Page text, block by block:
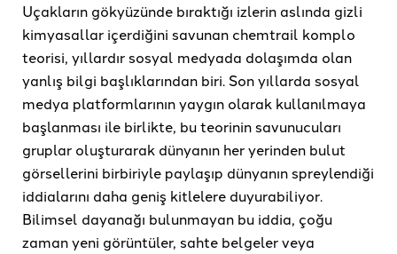
Uçakların gökyüzünde bıraktığı izlerin aslında gizli
kimyasallar içerdiğini savunan chemtrail komplo
teorisi, yıllardır sosyal medyada dolaşımda olan
yanlış bilgi başlıklarından biri. Son yıllarda sosyal
medya platformlarının yaygın olarak kullanılmaya
başlanması ile birlikte, bu teorinin savunucuları
gruplar oluşturarak dünyanın her yerinden bulut
görsellerini birbiriyle paylaşıp dünyanın spreylendiği
iddialarını daha geniş kitlelere duyurabiliyor.
Bilimsel dayanağı bulunmayan bu iddia, çoğu
zaman yeni görüntüler, sahte belgeler veya